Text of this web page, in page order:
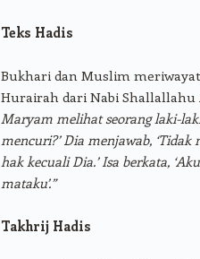
Teks Hadis
Bukhari dan Muslim
Hurairah dari Nabi Shallallahu
Maryam melihat seorang laki-
mencuri?’ Dia menjawab,
hak kecuali Dia.’ Isa berkata,
mataku’.”
Takhrij Hadis